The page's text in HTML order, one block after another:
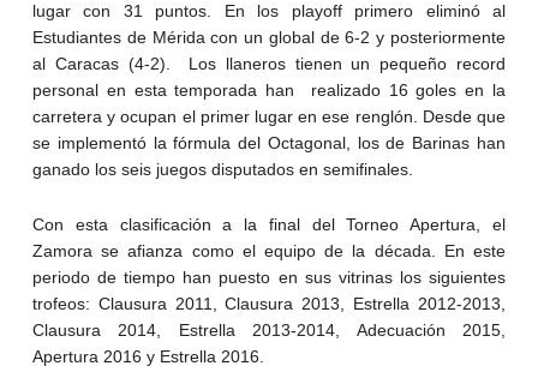
lugar con 31 puntos. En los playoff primero eliminó al
Estudiantes de Mérida con un global de 6-2 y posteriormente
al Caracas (4-2). Los llaneros tienen un pequeño record
personal en esta temporada han realizado 16 goles en la
carretera y ocupan el primer lugar en ese renglón. Desde que
se implementó la fórmula del Octagonal, los de Barinas han
ganado los seis juegos disputados en semifinales.
Con esta clasificación a la final del Torneo Apertura, el
Zamora se afianza como el equipo de la década. En este
periodo de tiempo han puesto en sus vitrinas los siguientes
trofeos: Clausura 2011, Clausura 2013, Estrella 2012-2013,
Clausura 2014, Estrella 2013-2014, Adecuación 2015,
Apertura 2016 y Estrella 2016.